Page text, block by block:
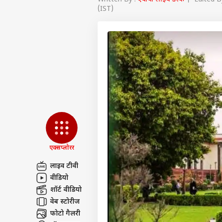
एक्सप्लोरर
लाइव टीवी
वीडियो
शॉर्ट वीडियो
वेब स्टोरीज
फोटो गैलरी
(IST)
हॅलो गेस्ट